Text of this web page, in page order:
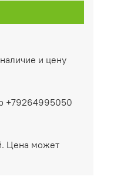
и цену
+79264995050
Цена может